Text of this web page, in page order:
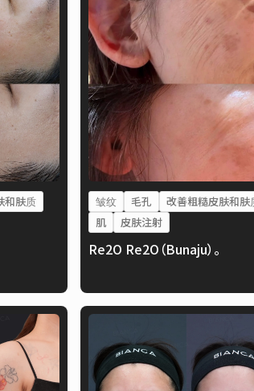
和肤质
皱纹 毛孔
改善粗糙皮肤和肤
肌
皮肤注射
Re2O Re2O（Bunaju）。